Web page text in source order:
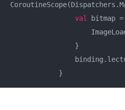
val
bitmap
                }
            }